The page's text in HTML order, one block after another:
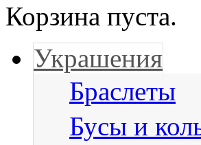
Корзина пуста.
Украшения
Браслеты
Бусы и